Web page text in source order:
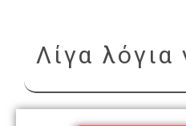
Λίγα λόγια